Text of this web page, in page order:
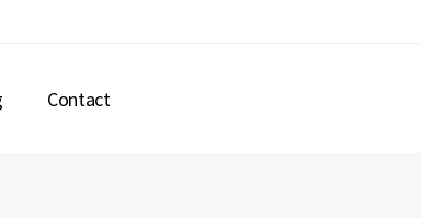
Contact